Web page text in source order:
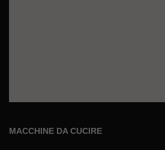
MACCHINE DA CUCIRE